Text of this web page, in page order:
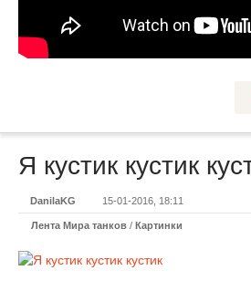
Я кустик кустик
DanilaKG 15-01-2016, 18:11
Лента Мира танков / Картинки